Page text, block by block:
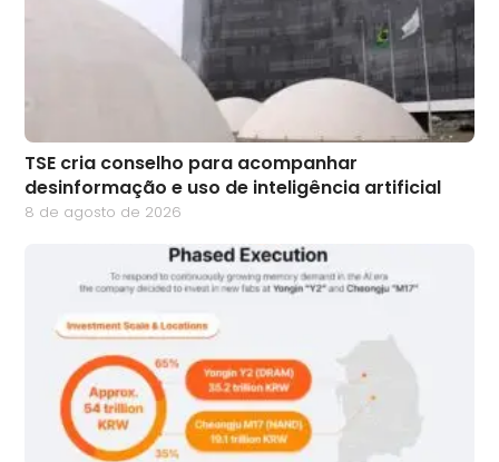
TSE cria conselho para acompanhar
desinformação e uso de inteligência artificial
8 de agosto de 2026